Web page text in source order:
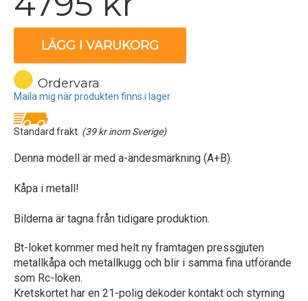
LÄGG I VARUKORG
Ordervara
Maila mig när produkten finns i lager
Standard frakt (39 kr inom Sverige)
Denna modell är med a-ändesmärkning (A+B).
Kåpa i metall!
Bilderna är tagna från tidigare produktion.
Bt-loket kommer med helt ny framtagen pressgjuten
metallkåpa och metallkugg och blir i samma fina utförande
som Rc-loken.
Kretskortet har en 21-polig dekoder kontakt och styrning